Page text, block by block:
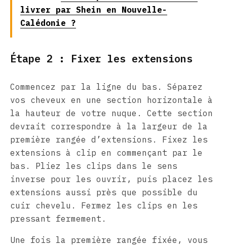
livrer par Shein en Nouvelle-
Calédonie ?
Étape 2 : Fixer les extensions
Commencez par la ligne du bas. Séparez
vos cheveux en une section horizontale à
la hauteur de votre nuque. Cette section
devrait correspondre à la largeur de la
première rangée d’extensions. Fixez les
extensions à clip en commençant par le
bas. Pliez les clips dans le sens
inverse pour les ouvrir, puis placez les
extensions aussi près que possible du
cuir chevelu. Fermez les clips en les
pressant fermement.
Une fois la première rangée fixée, vous